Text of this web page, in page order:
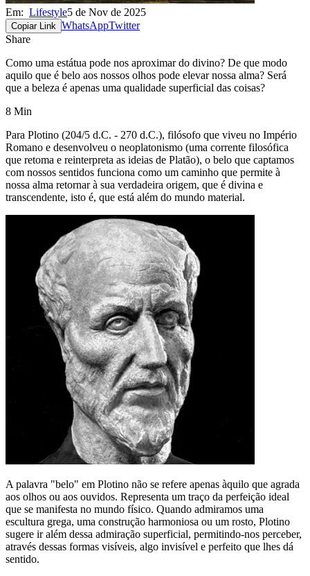
Em: Lifestyle5 de Nov de 2025
Copiar Link WhatsAppTwitter
Share
Como uma estátua pode nos aproximar do divino? De que modo
aquilo que é belo aos nossos olhos pode elevar nossa alma? Será
que a beleza é apenas uma qualidade superficial das coisas?
8 Min
Para Plotino (204/5 d.C. - 270 d.C.), filósofo que viveu no Império
Romano e desenvolveu o neoplatonismo (uma corrente filosófica
que retoma e reinterpreta as ideias de Platão), o belo que captamos
com nossos sentidos funciona como um caminho que permite à
nossa alma retornar à sua verdadeira origem, que é divina e
transcendente, isto é, que está além do mundo material.
A palavra "belo" em Plotino não se refere apenas àquilo que agrada
aos olhos ou aos ouvidos. Representa um traço da perfeição ideal
que se manifesta no mundo físico. Quando admiramos uma
escultura grega, uma construção harmoniosa ou um rosto, Plotino
sugere ir além dessa admiração superficial, permitindo-nos perceber,
através dessas formas visíveis, algo invisível e perfeito que lhes dá
sentido.